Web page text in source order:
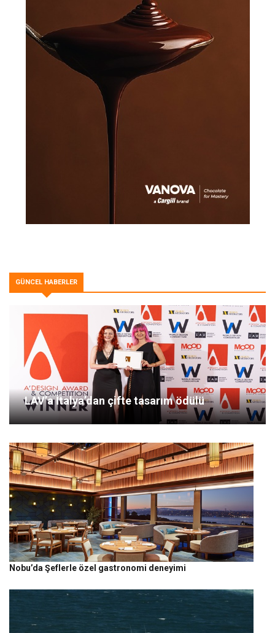
GÜNCEL HABERLER
LAV’a İtalya’dan çifte tasarım ödülü
Nobu’da Şeflerle özel gastronomi deneyimi